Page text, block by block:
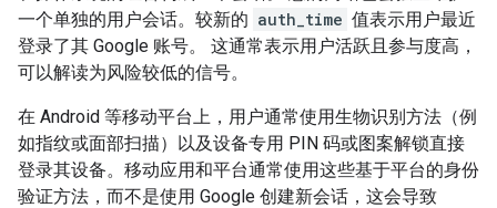
一个单独的用户会话。较新的 auth_time 值表示用户最近
登录了其 Google 账号。 这通常表示用户活跃且参与度高，
可以解读为风险较低的信号。
在 Android 等移动平台上，用户通常使用生物识别方法（例
如指纹或面部扫描）以及设备专用 PIN 码或图案解锁直接
登录其设备。移动应用和平台通常使用这些基于平台的身份
验证方法，而不是使用 Google 创建新会话，这会导致